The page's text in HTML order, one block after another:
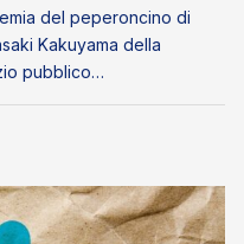
del peperoncino di
Kakuyama della
pubblico…